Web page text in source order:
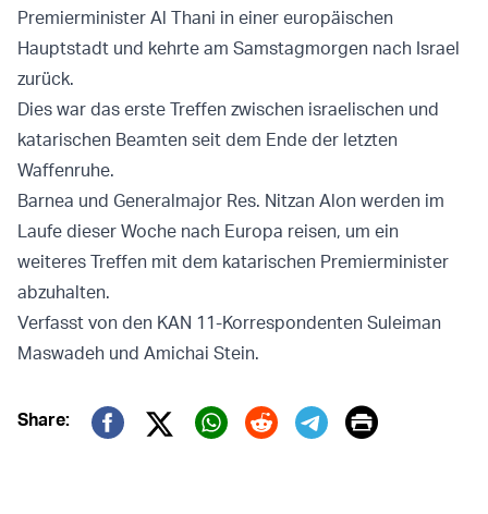
Premierminister Al Thani in einer europäischen
Hauptstadt und kehrte am Samstagmorgen nach Israel
zurück.
Dies war das erste Treffen zwischen israelischen und
katarischen Beamten seit dem Ende der letzten
Waffenruhe.
Barnea und Generalmajor Res. Nitzan Alon werden im
Laufe dieser Woche nach Europa reisen, um ein
weiteres Treffen mit dem katarischen Premierminister
abzuhalten.
Verfasst von den KAN 11-Korrespondenten Suleiman
Maswadeh und Amichai Stein.
Share:
Twitter (X)
Print